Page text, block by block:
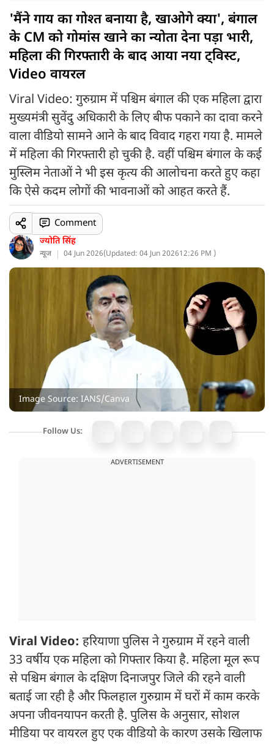
'मैंने गाय का गोश्त बनाया है, खाओगे क्या', बंगाल
के CM को गोमांस खाने का न्योता देना पड़ा भारी,
महिला की गिरफ्तारी के बाद आया नया ट्विस्ट,
Video वायरल
Viral Video: गुरुग्राम में पश्चिम बंगाल की एक महिला द्वारा
मुख्यमंत्री सुवेंदु अधिकारी के लिए बीफ पकाने का दावा करने
वाला वीडियो सामने आने के बाद विवाद गहरा गया है. मामले
में महिला की गिरफ्तारी हो चुकी है. वहीं पश्चिम बंगाल के कई
मुस्लिम नेताओं ने भी इस कृत्य की आलोचना करते हुए कहा
कि ऐसे कदम लोगों की भावनाओं को आहत करते हैं.
ज्योति सिंह
न्यूज 04 Jun 2026(Updated: 04 Jun 202612:26 PM )
Comment
Image Source: IANS/Canva
Follow Us:
ADVERTISEMENT
Viral Video: हरियाणा पुलिस ने गुरुग्राम में रहने वाली
33 वर्षीय एक महिला को गिफ्तार किया है. महिला मूल रूप
से पश्चिम बंगाल के दक्षिण दिनाजपुर जिले की रहने वाली
बताई जा रही है और फिलहाल गुरुग्राम में घरों में काम करके
अपना जीवनयापन करती है. पुलिस के अनुसार, सोशल
मीडिया पर वायरल हुए एक वीडियो के कारण उसके खिलाफ